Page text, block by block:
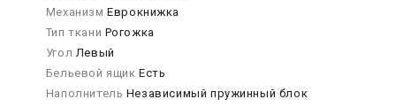
Механизм Еврокнижка
Тип ткани Рогожка
Угол Левый
Бельевой ящик Есть
Наполнитель Независимый пружинный блок